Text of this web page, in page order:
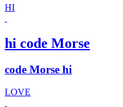
HI
hi code Morse
code Morse hi
LOVE